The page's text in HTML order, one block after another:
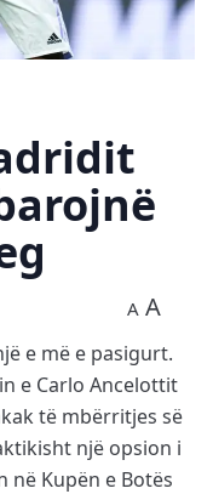
A A
e më e pasigurt.
e Carlo Ancelottit
të mbërritjes së
një opsion i
në Kupën e Botës